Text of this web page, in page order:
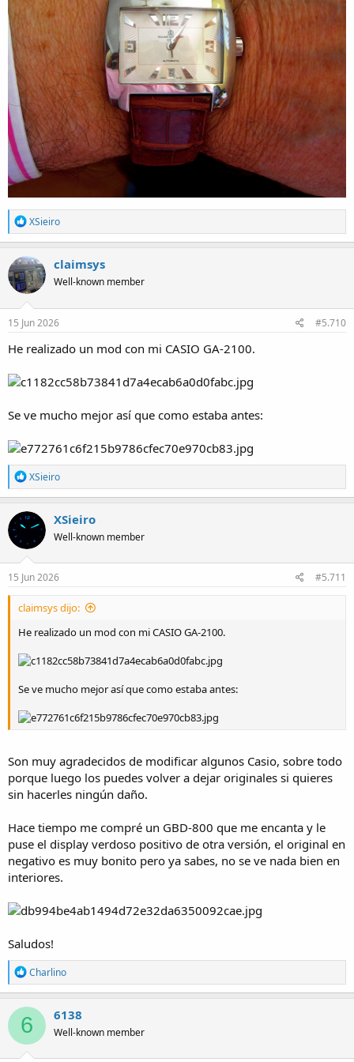
R
e
a
c
t
i
o
n
s
XSieiro
claimsys
Well-known member
15 Jun 2026 #5.710
He realizado un mod con mi CASIO GA-2100.
Se ve mucho mejor así que como estaba antes:
R
e
a
c
t
o
n
s
XSieiro
XSieiro
Well-known member
15 Jun 2026 #5.711
claimsys dijo:
He realizado un mod con mi CASIO GA-2100.
Se ve mucho mejor así que como estaba antes:
Son muy agradecidos de modificar algunos Casio, sobre todo
porque luego los puedes volver a dejar originales si quieres
sin hacerles ningún daño.
Hace tiempo me compré un GBD-800 que me encanta y le
puse el display verdoso positivo de otra versión, el original en
negativo es muy bonito pero ya sabes, no se ve nada bien en
interiores.
Saludos!
R
e
a
c
t
i
o
n
Charlino
6 6138
Well-known member